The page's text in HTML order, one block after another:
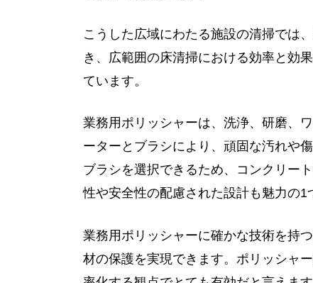
こうした広域にわたる施設の清掃では
き、広範囲の床清掃における効率と効
ています。
業務用ポリッシャーは、洗浄、研磨、
ーターとブラシにより、頑固な汚れや
ブラシを選択できるため、コンクリー
性や安全性の配慮された設計も魅力の1
業務用ポリッシャーに確かな技術を持
材の保護を実現できます。ポリッシャ